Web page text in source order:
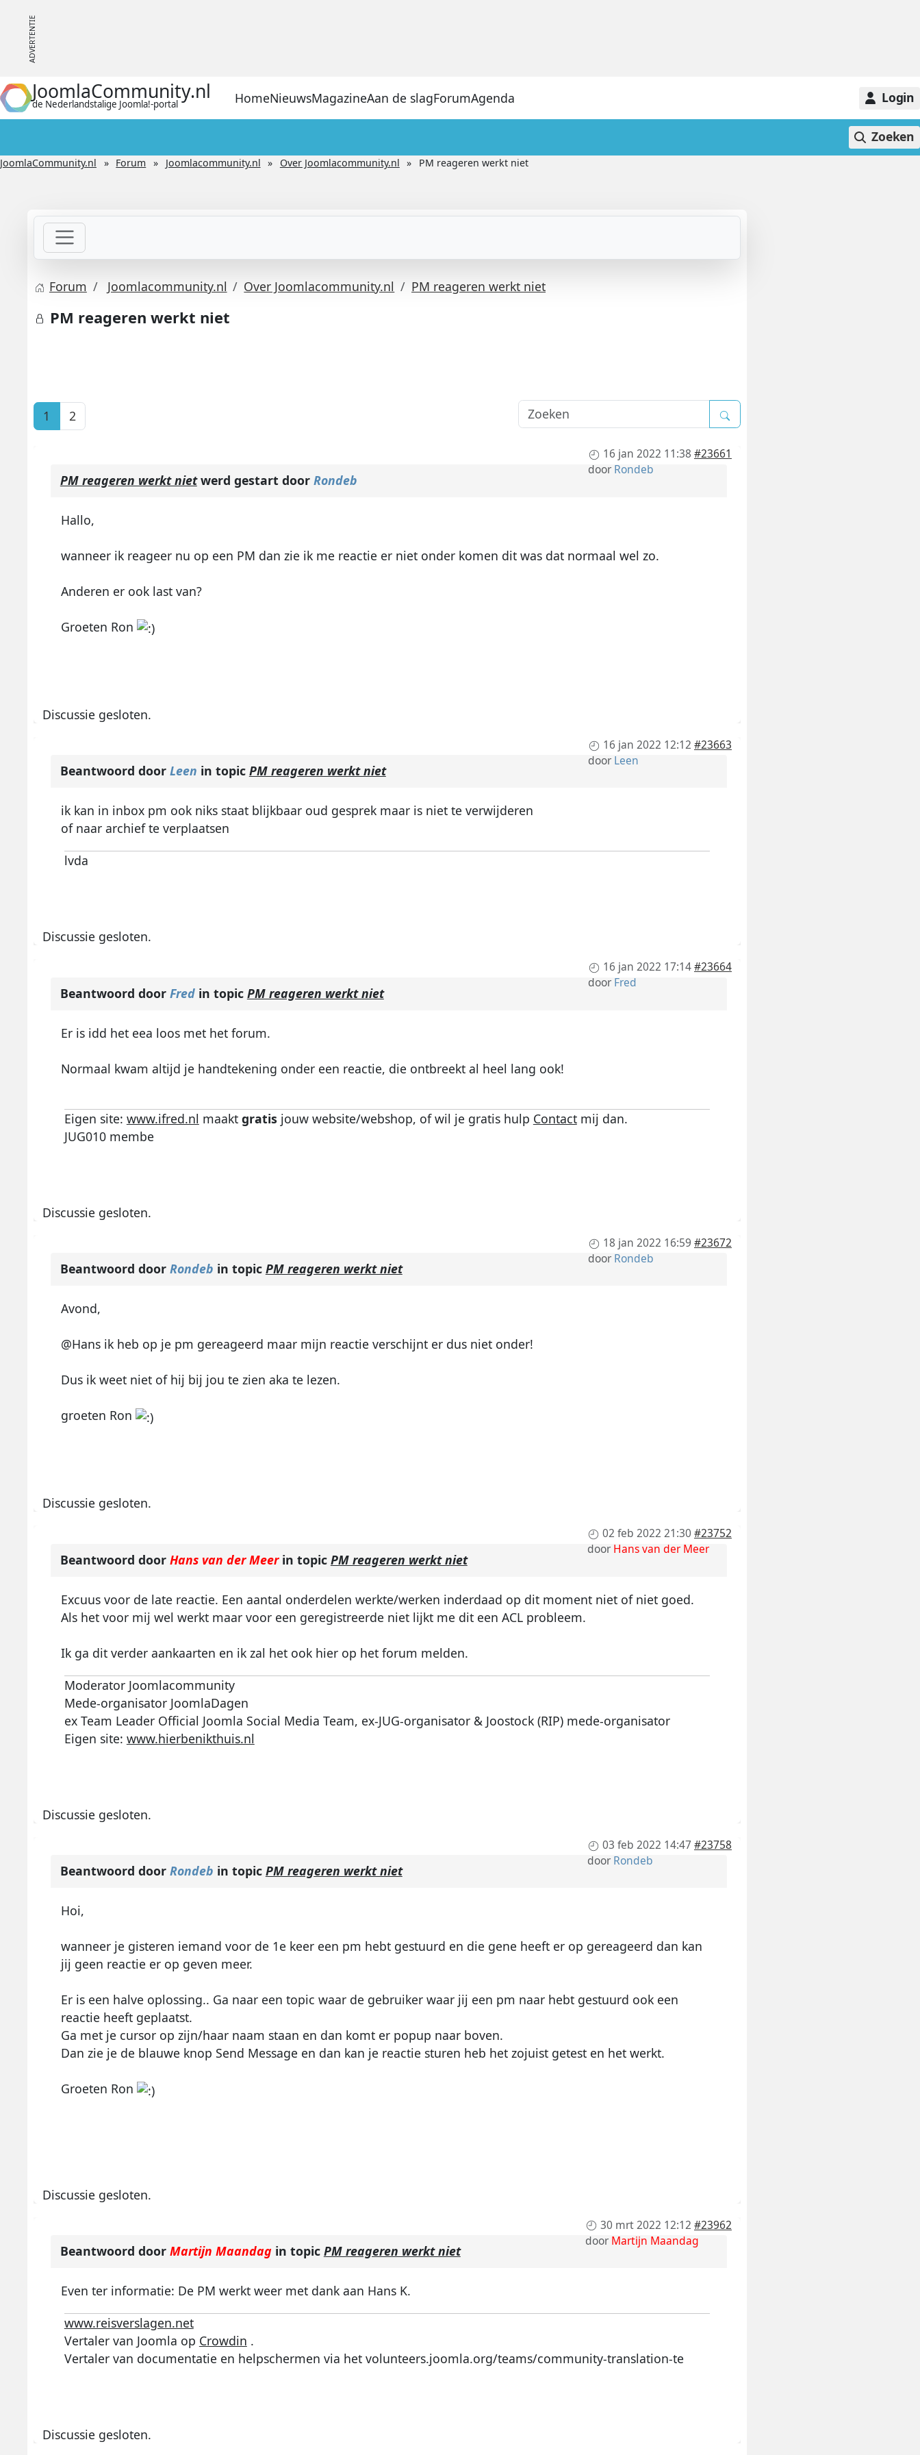
JoomlaCommunity.nl
de Nederlandstalige Joomla!-portal HomeNieuwsMagazineAan de slagForumAgenda Login
Zoeken
JoomlaCommunity.nl Forum Joomlacommunity.nl Over Joomlacommunity.nl PM reageren werkt niet
Forum Joomlacommunity.nl Over Joomlacommunity.nl PM reageren werkt niet
PM reageren werkt niet
1 2
16 jan 2022 11:38 #23661
doorRondeb
PM reageren werkt nietwerd gestart door Rondeb
Hallo,
wanneer ik reageer nu op een PM dan zie ik me reactie er niet onder komen dit was dat normaal wel zo.
Anderen er ook last van?
Groeten Ron
Discussie gesloten.
16 jan 2022 12:12 #23663
door Leen
Beantwoord door Leen in topic PM reageren werkt niet
ik kan in inbox pm ook niks staat blijkbaar oud gesprek maar is niet te verwijderen
of naar archief te verplaatsen
lvda
Discussie gesloten.
16 jan 2022 17:14#23664
doorFred
Beantwoord door Fredin topic PM reageren werkt niet
Er is idd het eea loos met het forum.
Normaal kwam altijd je handtekening onder een reactie, die ontbreekt al heel lang ook!
Eigen site: www.ifred.nl maakt gratis jouw website/webshop, of wil je gratis hulp Contactmij dan.
JUG010 membe
Discussie gesloten.
18 jan 2022 16:59 #23672
doorRondeb
Beantwoord door Rondeb in topic PM reageren werkt niet
Avond,
@Hans ik heb op je pm gereageerd maar mijn reactie verschijnt er dus niet onder!
Dus ik weet niet of hij bij jou te zien aka te lezen.
groeten Ron
Discussie gesloten.
02 feb 2022 21:30 #23752
doorHans van der Meer
Beantwoord door Hans van der Meerin topic PM reageren werkt niet
Excuus voor de late reactie. Een aantal onderdelen werkte/werken inderdaad op dit moment niet of niet goed.
Als het voor mij wel werkt maar voor een geregistreerde niet lijkt me dit een ACL probleem.
Ik ga dit verder aankaarten en ik zal het ook hier op het forum melden.
Moderator Joomlacommunity
Mede-organisator JoomlaDagen
ex Team Leader Official Joomla Social Media Team, ex-JUG-organisator & Joostock (RIP) mede-organisator
Eigen site: www.hierbenikthuis.nl
Discussie gesloten.
03 feb 2022 14:47 #23758
door Rondeb
Beantwoord door Rondeb in topic PM reageren werkt niet
Hoi,
wanneer je gisteren iemand voor de 1e keer een pm hebt gestuurd en die gene heeft er op gereageerd dan kan
jij geen reactie er op geven meer.
Er is een halve oplossing.. Ga naar een topic waar de gebruiker waar jij een pm naar hebt gestuurd ook een
reactie heeft geplaatst.
Ga met je cursor op zijn/haar naam staan en dan komt er popup naar boven.
Dan zie je de blauwe knop Send Message en dan kan je reactie sturen heb het zojuist getest en het werkt.
Groeten Ron
Discussie gesloten.
30 mrt 2022 12:12 #23962
doorMartijn Maandag
Beantwoord door Martijn Maandagin topic PM reageren werkt niet
Even ter informatie: De PM werkt weer met dank aan Hans K.
www.reisverslagen.net
Vertaler van Joomla op Crowdin .
Vertaler van documentatie en helpschermen via het volunteers.joomla.org/teams/community-translation-te
Discussie gesloten.